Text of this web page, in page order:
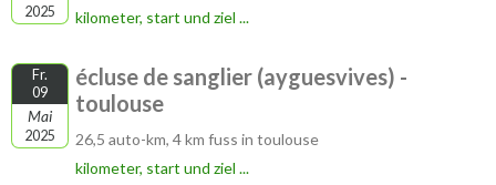
2025
kilometer, start und ziel ...
Fr.
09
Mai
2025
écluse de sanglier (ayguesvives) -
toulouse
26,5 auto-km, 4 km fuss in toulouse
kilometer, start und ziel ...